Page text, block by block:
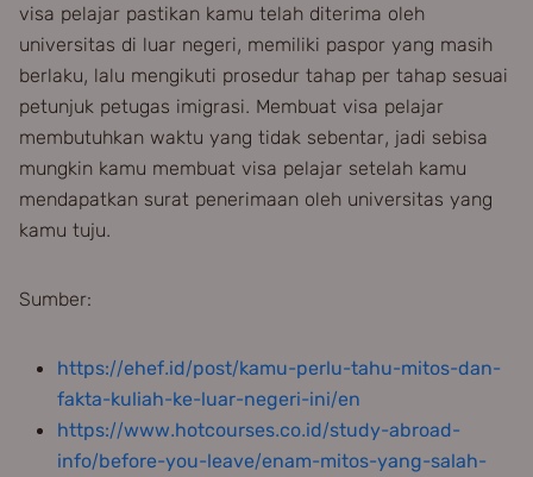
visa pelajar pastikan kamu telah diterima oleh
universitas di luar negeri, memiliki paspor yang masih
berlaku, lalu mengikuti prosedur tahap per tahap sesuai
petunjuk petugas imigrasi. Membuat visa pelajar
membutuhkan waktu yang tidak sebentar, jadi sebisa
mungkin kamu membuat visa pelajar setelah kamu
mendapatkan surat penerimaan oleh universitas yang
kamu tuju.
Sumber:
https://ehef.id/post/kamu-perlu-tahu-mitos-dan-
fakta-kuliah-ke-luar-negeri-ini/en
https://www.hotcourses.co.id/study-abroad-
info/before-you-leave/enam-mitos-yang-salah-